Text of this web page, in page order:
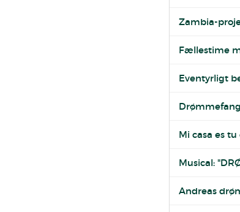
Zambia-
Fællestime
Eventyrligt
Mi casa es tu
Musical:
Andreas